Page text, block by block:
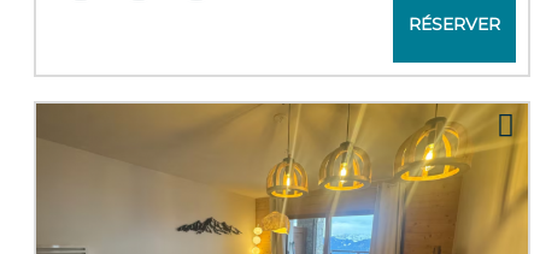
RÉSERVER